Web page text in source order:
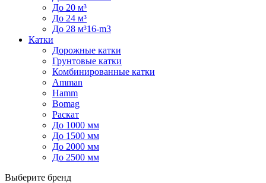
До 20 м³
До 24 м³
До 28 м³16-m3
Катки
Дорожные катки
Грунтовые катки
Комбинированные катки
Amman
Hamm
Bomag
Раскат
До 1000 мм
До 1500 мм
До 2000 мм
До 2500 мм
Выберите бренд